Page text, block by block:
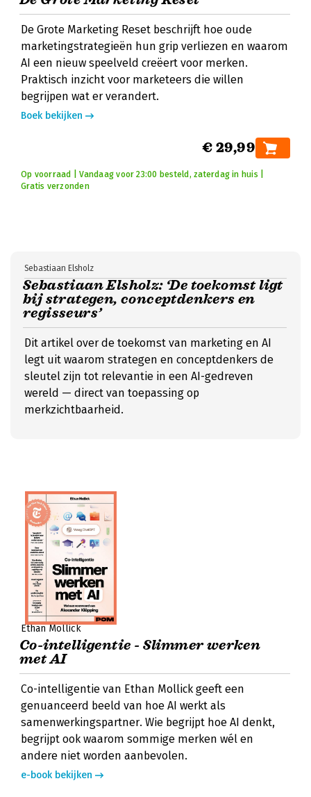
De Grote Marketing Reset beschrijft hoe oude
marketingstrategieën hun grip verliezen en waarom
AI een nieuw speelveld creëert voor merken.
Praktisch inzicht voor marketeers die willen
begrijpen wat er verandert.
Boek bekijken
€ 29,99
Op voorraad | Vandaag voor 23:00 besteld, zaterdag in huis |
Gratis verzonden
Sebastiaan Elsholz: ‘De toekomst ligt
bij strategen, conceptdenkers en
regisseurs’
Sebastiaan Elsholz
Dit artikel over de toekomst van marketing en AI
legt uit waarom strategen en conceptdenkers de
sleutel zijn tot relevantie in een AI-gedreven
wereld — direct van toepassing op
merkzichtbaarheid.
Ethan Mollick
Co-intelligentie - Slimmer werken
met AI
Co-intelligentie van Ethan Mollick geeft een
genuanceerd beeld van hoe AI werkt als
samenwerkingspartner. Wie begrijpt hoe AI denkt,
begrijpt ook waarom sommige merken wél en
andere niet worden aanbevolen.
e-book bekijken